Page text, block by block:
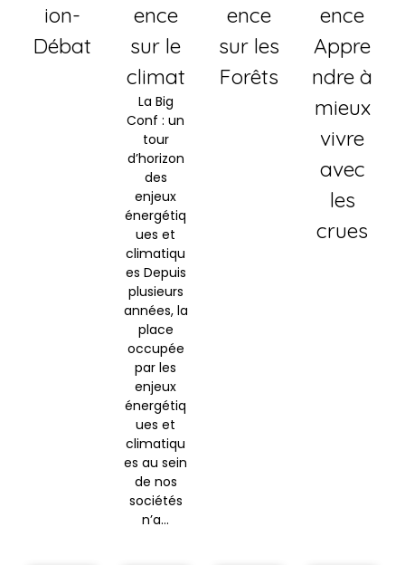
ion-
Débat
ence
sur le
climat
La Big
Conf : un
tour
d’horizon
des
enjeux
énergétiq
ues et
climatiqu
es Depuis
plusieurs
années, la
place
occupée
par les
enjeux
énergétiq
ues et
climatiqu
es au sein
de nos
sociétés
n’a…
ence
sur les
Forêts
ence
Appre
ndre à
mieux
vivre
avec
les
crues